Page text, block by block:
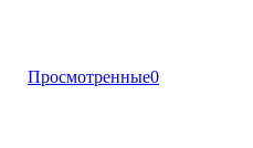
Просмотренные0